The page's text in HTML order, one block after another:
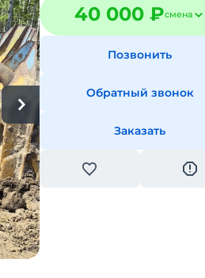
40 000 ₽смена
Позвонить
Обратный звонок
Заказать